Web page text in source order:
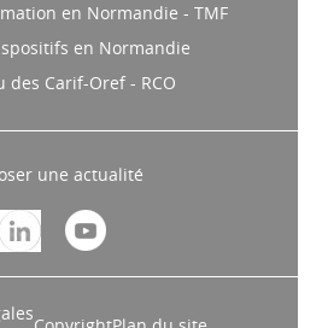
en Normandie - TMF
en Normandie
des Carif-Oref - RCO
une actualité